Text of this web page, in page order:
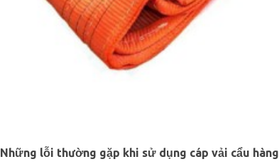
Những lỗi thường gặp khi sử dụng cáp vải cẩu hàng